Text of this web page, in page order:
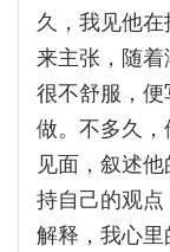
久，我见他
来主张，随
很不舒服，
做。不多久
见面，叙述
持自己的观
解释，我心